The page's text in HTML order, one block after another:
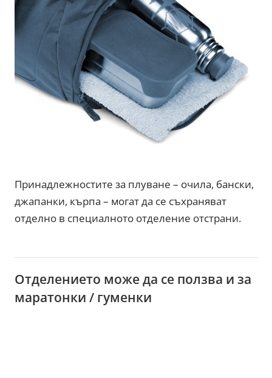
Принадлежностите за плуване – очила, бански,
джапанки, кърпа – могат да се съхраняват
отделно в специалното отделение отстрани.
Отделението може да се ползва и за
маратонки / гуменки